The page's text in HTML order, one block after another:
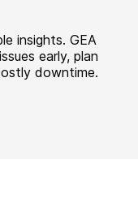
insights. GEA
early, plan
downtime.